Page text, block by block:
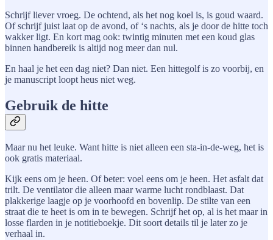
Schrijf liever vroeg. De ochtend, als het nog koel is, is goud waard.
Of schrijf juist laat op de avond, of ‘s nachts, als je door de hitte toch
wakker ligt. En kort mag ook: twintig minuten met een koud glas
binnen handbereik is altijd nog meer dan nul.
En haal je het een dag niet? Dan niet. Een hittegolf is zo voorbij, en
je manuscript loopt heus niet weg.
Gebruik de hitte
Maar nu het leuke. Want hitte is niet alleen een sta-in-de-weg, het is
ook gratis materiaal.
Kijk eens om je heen. Of beter: voel eens om je heen. Het asfalt dat
trilt. De ventilator die alleen maar warme lucht rondblaast. Dat
plakkerige laagje op je voorhoofd en bovenlip. De stilte van een
straat die te heet is om in te bewegen. Schrijf het op, al is het maar in
losse flarden in je notitieboekje. Dit soort details til je later zo je
verhaal in.